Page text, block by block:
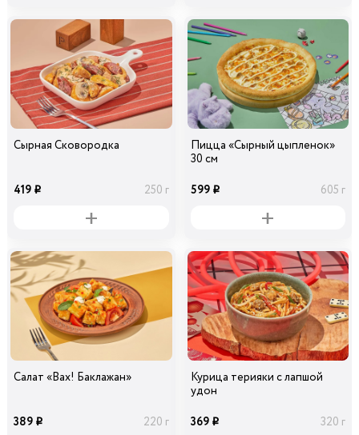
Сырная Сковородка
419 i 250 г
Пицца «Сырный цыпленок»
30 см
599 i 605 г
Салат «Вах! Баклажан»
389 i 220 г
Курица терияки с лапшой
удон
369 i 320 г